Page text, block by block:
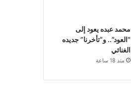
محمد عبده يعود إلى
“العود”.. و”تأخرنا” جديده
الغنائي
منذ 18 ساعة